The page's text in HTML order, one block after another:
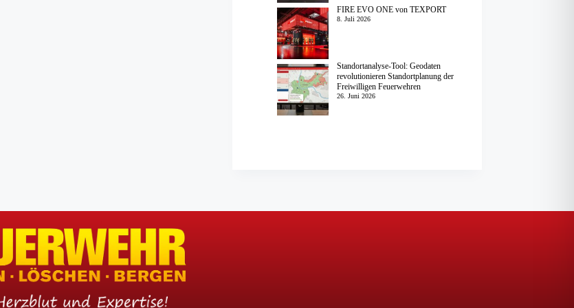
FIRE EVO ONE von TEXPORT
8. Juli 2026
Standortanalyse-Tool: Geodaten
revolutionieren Standortplanung der
Freiwilligen Feuerwehren
26. Juni 2026